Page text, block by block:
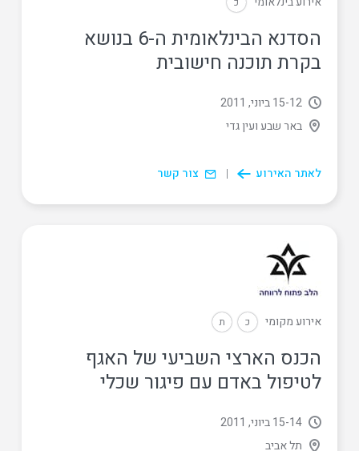
הסדנא הבינלאומית ה-6 בנושא
בקרת תוכנה חישובית
12
‏-15 ביוני, 2011
באר שבע ועין גדי
לאתר האירוע צור קשר
הכנס הארצי השביעי של האגף
לטיפול באדם עם פיגור שכלי
אירוע מקומי כ ת
14
‏-15 ביוני, 2011
תל אביב